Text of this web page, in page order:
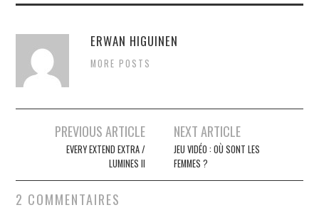
ERWAN HIGUINEN
MORE POSTS
Navigation
PREVIOUS ARTICLE
EVERY EXTEND EXTRA /
LUMINES II
NEXT ARTICLE
JEU VIDÉO : OÙ SONT LES
FEMMES ?
2 COMMENTAIRES